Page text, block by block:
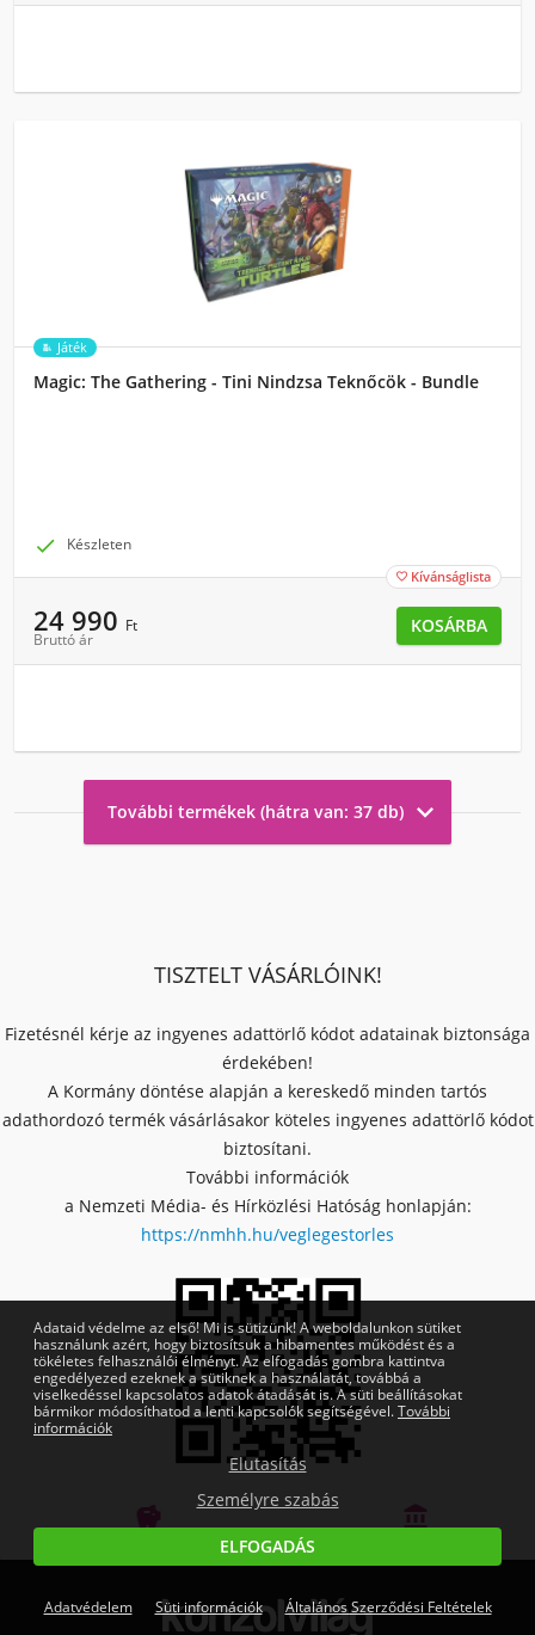
Játék
Magic: The Gathering - Tini Nindzsa Teknőcök - Bundle
 Készleten
 Kívánságlista
24 990 Ft
Bruttó ár
KOSÁRBA
További termékek (hátra van: 37 db) 
TISZTELT VÁSÁRLÓINK!
Fizetésnél kérje az ingyenes adattörlő kódot adatainak biztonsága
érdekében!
A Kormány döntése alapján a kereskedő minden tartós
adathordozó termék vásárlásakor köteles ingyenes adattörlő kódot
biztosítani.
További információk
a Nemzeti Média- és Hírközlési Hatóság honlapján:
https://nmhh.hu/veglegestorles

Bankmentes részletfizetés

Adataid védelme az első! Mi is sütizünk! A weboldalunkon sütiket
használunk azért, hogy biztosítsuk a hibamentes működést és a
tökéletes felhasználói élményt. Az elfogadás gombra kattintva
engedélyezed ezeknek a sütiknek a használatát, továbbá a
viselkedéssel kapcsolatos adatok átadását is. A süti beállításokat
bármikor módosíthatod a lenti kapcsolók segítségével.További
információk
Elutasítás
Személyre szabás
ELFOGADÁS
Adatvédelem Süti információk Általános Szerződési Feltételek